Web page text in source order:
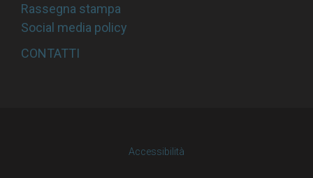
Rassegna stampa
Social media policy
CONTATTI
Accessibilità